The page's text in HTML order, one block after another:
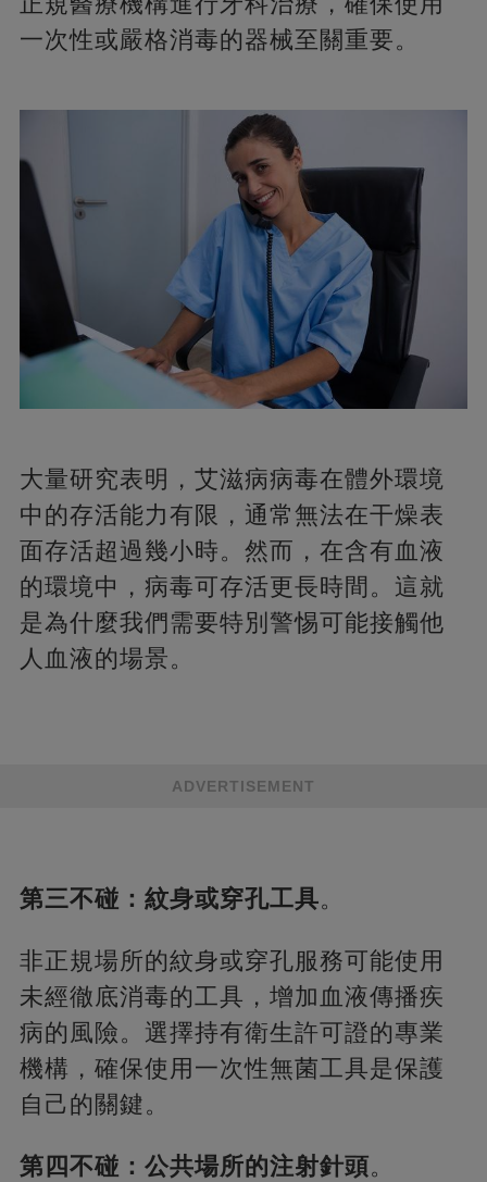
一次性或嚴格消毒的器械至關重要。
大量研究表明，艾滋病病毒在體外環境
中的存活能力有限，通常無法在干燥表
面存活超過幾小時。然而，在含有血液
的環境中，病毒可存活更長時間。這就
是為什麼我們需要特別警惕可能接觸他
人血液的場景。
ADVERTISEMENT
第三不碰：紋身或穿孔工具。
非正規場所的紋身或穿孔服務可能使用
未經徹底消毒的工具，增加血液傳播疾
病的風險。選擇持有衛生許可證的專業
機構，確保使用一次性無菌工具是保護
自己的關鍵。
第四不碰：公共場所的注射針頭。